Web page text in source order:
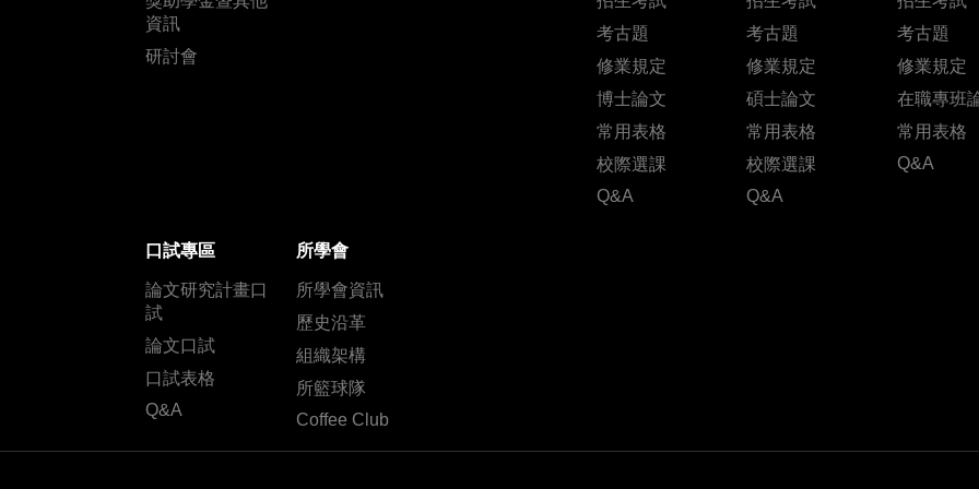
資訊
研討會
考古題
修業規定
博士論文
常用表格
校際選課
Q&A
考古題
修業規定
碩士論文
常用表格
校際選課
Q&A
考古題
修業規定
在職專班
常用表格
Q&A
口試專區
論文研究計畫口
試
論文口試
口試表格
Q&A
所學會
所學會資訊
歷史沿革
組織架構
所籃球隊
Coffee Club